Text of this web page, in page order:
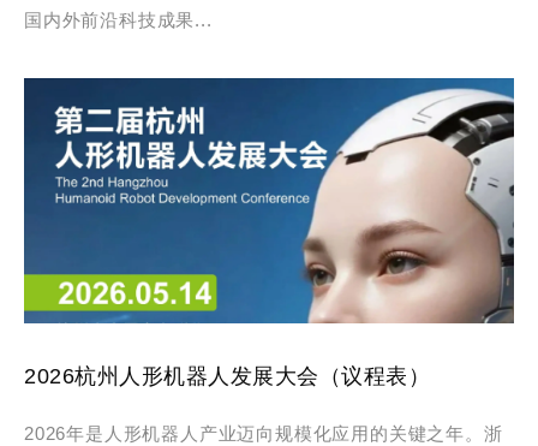
国内外前沿科技成果...
2026杭州人形机器人发展大会（议程表）
2026年是人形机器人产业迈向规模化应用的关键之年。浙